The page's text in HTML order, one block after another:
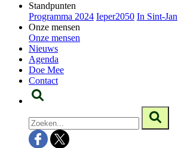
Standpunten
Programma 2024 Ieper2050 In Sint-Jan
Onze mensen
Onze mensen
Nieuws
Agenda
Doe Mee
Contact